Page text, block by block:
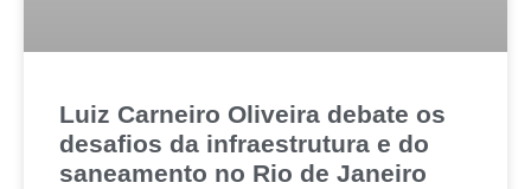
Luiz Carneiro Oliveira debate os
desafios da infraestrutura e do
saneamento no Rio de Janeiro